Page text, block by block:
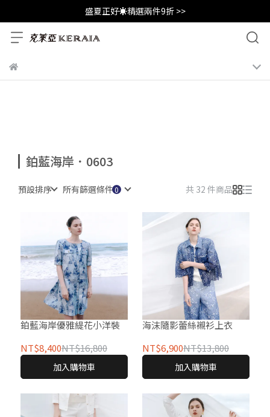
盛夏正好☀️精選兩件9折 >>
鉑藍海岸．0603
預設排序 所有篩選條件 共 32 件商品
鉑藍海岸優雅緹花小洋裝
NT$8,400NT$16,800
加入購物車
海沫隨影蕾絲襯衫上衣
NT$6,900NT$13,800
加入購物車